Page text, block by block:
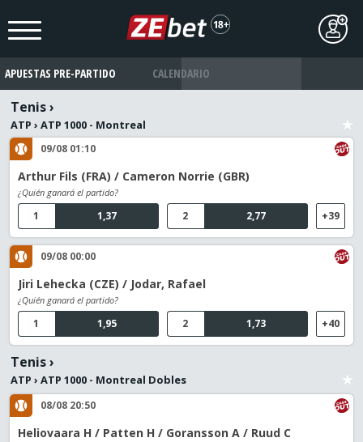
APUESTAS PRE-PARTIDO CALENDARIO
Tenis›
ATP › ATP 1000 - Montreal
09/08 01:10
Arthur Fils (FRA) / Cameron Norrie (GBR)
¿Quién ganará el partido?
1,37
1 2,77
2 +39
09/08 00:00
Jiri Lehecka (CZE) / Jodar, Rafael
¿Quién ganará el partido?
1,95
1 1,73
2 +40
Tenis›
ATP › ATP 1000 - Montreal Dobles
08/08 20:50
Heliovaara H / Patten H / Goransson A / Ruud C